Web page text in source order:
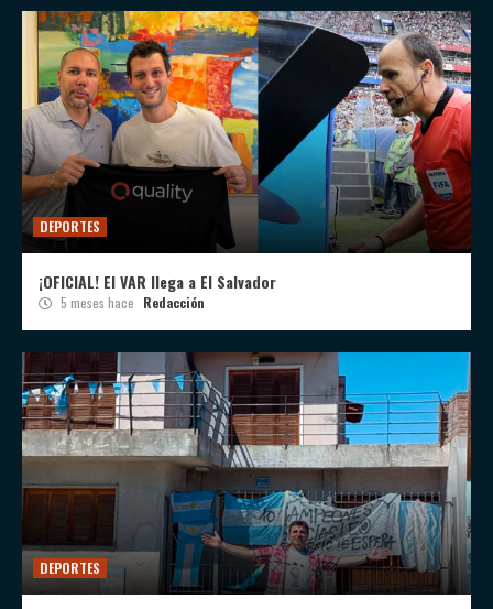
DEPORTES
¡OFICIAL! El VAR llega a El Salvador
5 meses hace Redacción
DEPORTES